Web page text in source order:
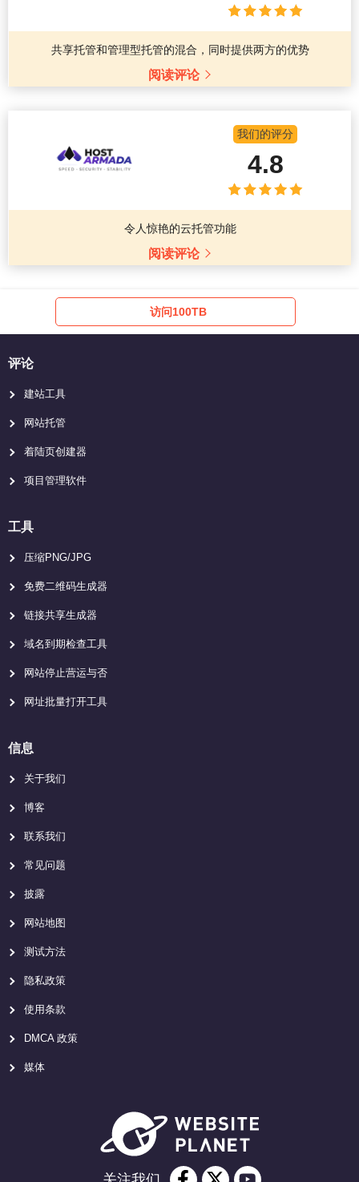
共享托管和管理型托管的混合，同时提供两方的优势
阅读评论
我们的评分
4.8
令人惊艳的云托管功能
阅读评论
访问100TB
评论
建站工具
网站托管
着陆页创建器
项目管理软件
工具
压缩PNG/JPG
免费二维码生成器
链接共享生成器
域名到期检查工具
网站停止营运与否
网址批量打开工具
信息
关于我们
博客
联系我们
常见问题
披露
网站地图
测试方法
隐私政策
使用条款
DMCA 政策
媒体